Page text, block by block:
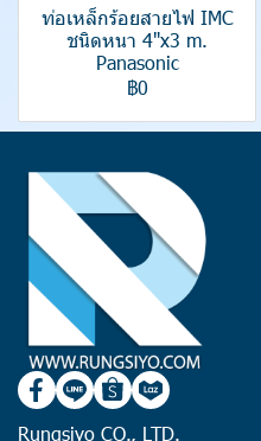
ท่อเหล็กร้อยสายไฟ IMC
ชนิดหนา 4"x3 m.
Panasonic
฿0
Rungsiyo CO., LTD.